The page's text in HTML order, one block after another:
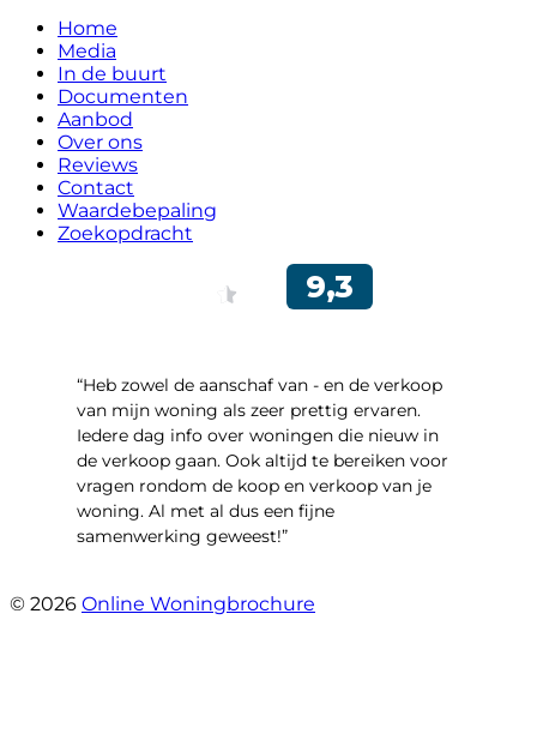
Home
Media
In de buurt
Documenten
Aanbod
Over ons
Reviews
Contact
Waardebepaling
Zoekopdracht
“Heb zowel de aanschaf van - en de verkoop
van mijn woning als zeer prettig ervaren.
Iedere dag info over woningen die nieuw in
de verkoop gaan. Ook altijd te bereiken voor
vragen rondom de koop en verkoop van je
woning. Al met al dus een fijne
samenwerking geweest!”
© 2026 Online Woningbrochure